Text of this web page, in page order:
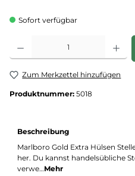
Sofort verfügbar
Produkt Anzahl: Gib den gewünschten
Zum Merkzettel hinzufügen
Produktnummer: 5018
Beschreibung
Marlboro Gold Extra Hülsen
her. Du kannst handelsübliche
verwe…Mehr